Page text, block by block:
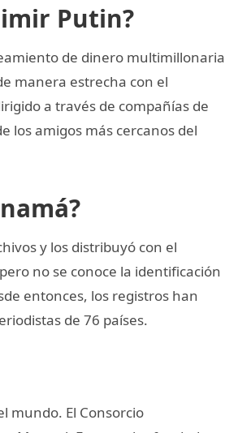
Putin?
de dinero multimillonaria
manera estrecha con el
a través de compañías de
los amigos más cercanos del
y los distribuyó con el
no se conoce la identificación
entonces, los registros han
de 76 países.
mundo. El Consorcio